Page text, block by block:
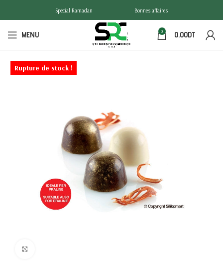
Spécial Ramadan Bonnes affaires
MENU 0 0.00DT
Rupture de stock !